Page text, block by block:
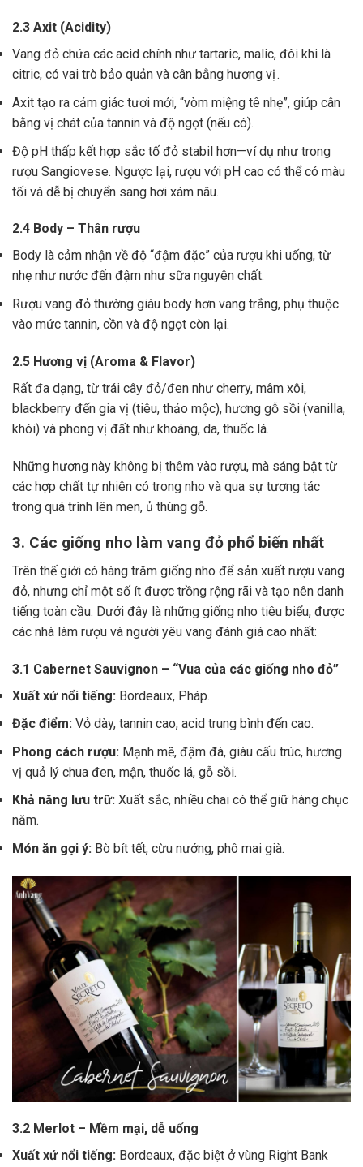
2.3 Axit (Acidity)
Vang đỏ chứa các acid chính như tartaric, malic, đôi khi là
citric, có vai trò bảo quản và cân bằng hương vị .
Axit tạo ra cảm giác tươi mới, “vòm miệng tê nhẹ”, giúp cân
bằng vị chát của tannin và độ ngọt (nếu có).
Độ pH thấp kết hợp sắc tố đỏ stabil hơn—ví dụ như trong
rượu Sangiovese. Ngược lại, rượu với pH cao có thể có màu
tối và dễ bị chuyển sang hơi xám nâu.
2.4 Body – Thân rượu
Body là cảm nhận về độ “đậm đặc” của rượu khi uống, từ
nhẹ như nước đến đậm như sữa nguyên chất.
Rượu vang đỏ thường giàu body hơn vang trắng, phụ thuộc
vào mức tannin, cồn và độ ngọt còn lại.
2.5 Hương vị (Aroma & Flavor)
Rất đa dạng, từ trái cây đỏ/đen như cherry, mâm xôi,
blackberry đến gia vị (tiêu, thảo mộc), hương gỗ sồi (vanilla,
khói) và phong vị đất như khoáng, da, thuốc lá.
Những hương này không bị thêm vào rượu, mà sáng bật từ
các hợp chất tự nhiên có trong nho và qua sự tương tác
trong quá trình lên men, ủ thùng gỗ.
3. Các giống nho làm vang đỏ phổ biến nhất
Trên thế giới có hàng trăm giống nho để sản xuất rượu vang
đỏ, nhưng chỉ một số ít được trồng rộng rãi và tạo nên danh
tiếng toàn cầu. Dưới đây là những giống nho tiêu biểu, được
các nhà làm rượu và người yêu vang đánh giá cao nhất:
3.1 Cabernet Sauvignon – “Vua của các giống nho đỏ”
Xuất xứ nổi tiếng: Bordeaux, Pháp.
Đặc điểm: Vỏ dày, tannin cao, acid trung bình đến cao.
Phong cách rượu: Mạnh mẽ, đậm đà, giàu cấu trúc, hương
vị quả lý chua đen, mận, thuốc lá, gỗ sồi.
Khả năng lưu trữ: Xuất sắc, nhiều chai có thể giữ hàng chục
năm.
Món ăn gợi ý: Bò bít tết, cừu nướng, phô mai già.
3.2 Merlot – Mềm mại, dễ uống
Xuất xứ nổi tiếng: Bordeaux, đặc biệt ở vùng Right Bank